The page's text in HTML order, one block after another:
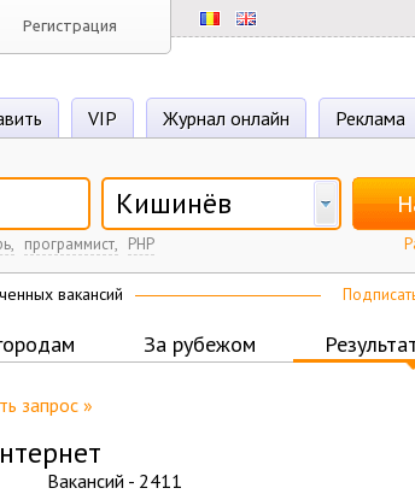
Регистрация
VIP Журнал онлайн Реклама
Кишинёв
программист, PHP
вакансий
За рубежом
запрос »
Вакансий - 2411